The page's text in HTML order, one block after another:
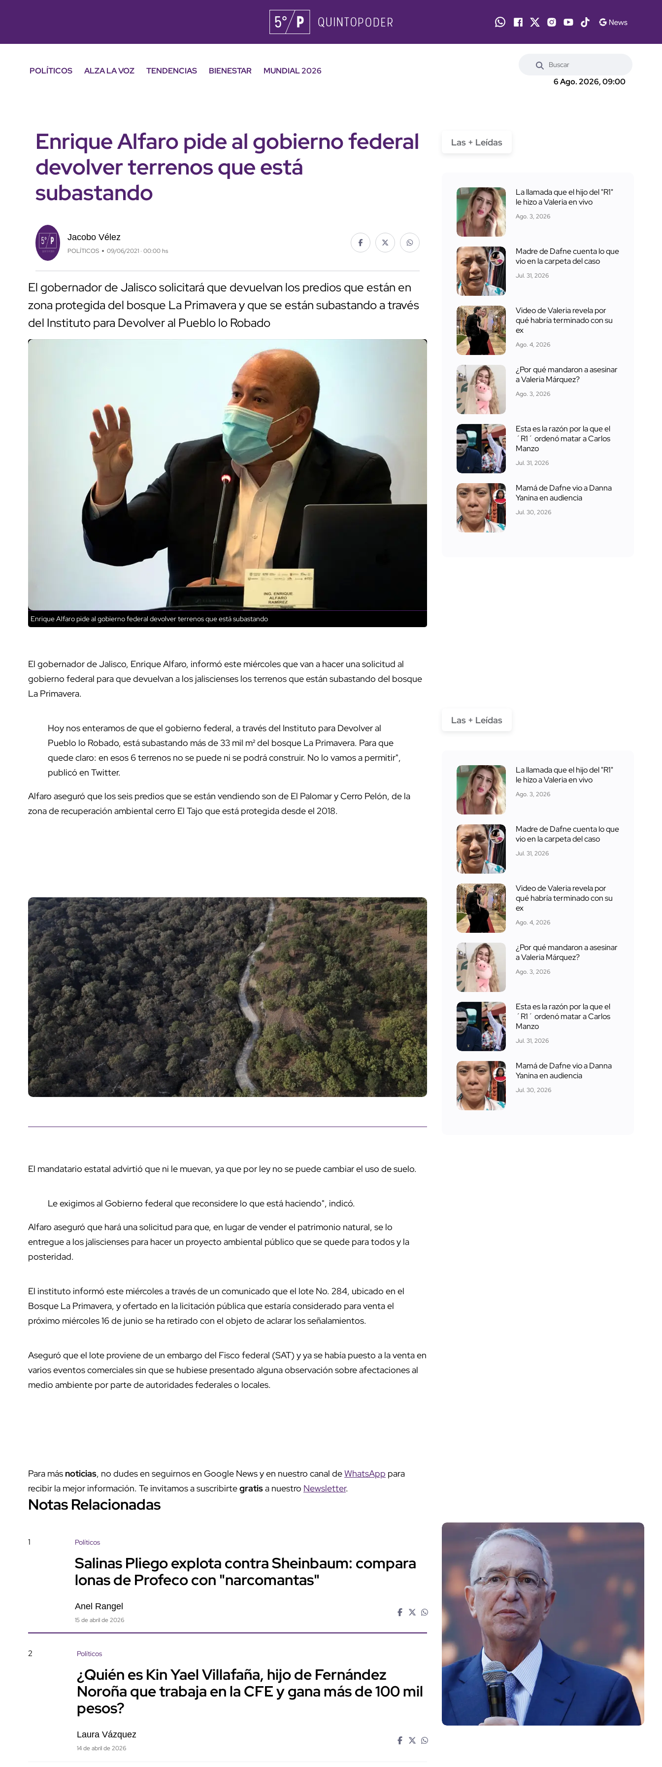
POLÍTICOS ALZA LA VOZ TENDENCIAS BIENESTAR
MUNDIAL 2026
6 Ago. 2026, 09:00
Enrique Alfaro pide al gobierno federal
devolver terrenos que está
subastando
Jacobo Vélez
POLÍTICOS 09/06/2021 · 00:00 hs
El gobernador de Jalisco solicitará que devuelvan los predios que están en
zona protegida del bosque La Primavera y que se están subastando a través
del Instituto para Devolver al Pueblo lo Robado
Enrique Alfaro pide al gobierno federal devolver terrenos que está subastando
El gobernador de Jalisco, Enrique Alfaro, informó este miércoles que van a hacer una solicitud al
gobierno federal para que devuelvan a los jaliscienses los terrenos que están subastando del bosque
La Primavera.
Hoy nos enteramos de que el gobierno federal, a través del Instituto para Devolver al
Pueblo lo Robado, está subastando más de 33 mil m² del bosque La Primavera. Para que
quede claro: en esos 6 terrenos no se puede ni se podrá construir. No lo vamos a permitir",
publicó en Twitter.
Alfaro aseguró que los seis predios que se están vendiendo son de El Palomar y Cerro Pelón, de la
zona de recuperación ambiental cerro El Tajo que está protegida desde el 2018.
El mandatario estatal advirtió que ni le muevan, ya que por ley no se puede cambiar el uso de suelo.
Le exigimos al Gobierno federal que reconsidere lo que está haciendo", indicó.
Alfaro aseguró que hará una solicitud para que, en lugar de vender el patrimonio natural, se lo
entregue a los jaliscienses para hacer un proyecto ambiental público que se quede para todos y la
posteridad.
El instituto informó este miércoles a través de un comunicado que el lote No. 284, ubicado en el
Bosque La Primavera, y ofertado en la licitación pública que estaría considerado para venta el
próximo miércoles 16 de junio se ha retirado con el objeto de aclarar los señalamientos.
Aseguró que el lote proviene de un embargo del Fisco federal (SAT) y ya se había puesto a la venta en
varios eventos comerciales sin que se hubiese presentado alguna observación sobre afectaciones al
medio ambiente por parte de autoridades federales o locales.
Para más noticias, no dudes en seguirnos en Google News y en nuestro canal deWhatsApp para
recibir la mejor información. Te invitamos a suscribirtegratisa nuestro Newsletter.
Notas Relacionadas
1 Políticos
Salinas Pliego explota contra Sheinbaum: compara
lonas de Profeco con "narcomantas"
Anel Rangel
15 de abril de 2026
2 Políticos
¿Quién es Kin Yael Villafaña, hijo de Fernández
Noroña que trabaja en la CFE y gana más de 100 mil
pesos?
Laura Vázquez
14 de abril de 2026
Las + Leídas
La llamada que el hijo del "R1"
le hizo a Valeria en vivo
Ago. 3, 2026
Madre de Dafne cuenta lo que
vio en la carpeta del caso
Jul. 31, 2026
Video de Valeria revela por
qué habría terminado con su
ex
Ago. 4, 2026
¿Por qué mandaron a asesinar
a Valeria Márquez?
Ago. 3, 2026
Esta es la razón por la que el
´R1´ ordenó matar a Carlos
Manzo
Jul. 31, 2026
Mamá de Dafne vio a Danna
Yanina en audiencia
Jul. 30, 2026
Las + Leídas
La llamada que el hijo del "R1"
le hizo a Valeria en vivo
Ago. 3, 2026
Madre de Dafne cuenta lo que
vio en la carpeta del caso
Jul. 31, 2026
Video de Valeria revela por
qué habría terminado con su
ex
Ago. 4, 2026
¿Por qué mandaron a asesinar
a Valeria Márquez?
Ago. 3, 2026
Esta es la razón por la que el
´R1´ ordenó matar a Carlos
Manzo
Jul. 31, 2026
Mamá de Dafne vio a Danna
Yanina en audiencia
Jul. 30, 2026